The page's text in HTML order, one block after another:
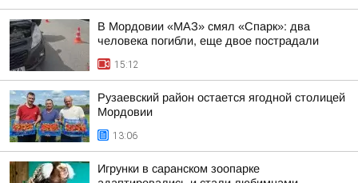
В Мордовии «МАЗ» смял «Спарк»: два
человека погибли, еще двое пострадали
15:12
Рузаевский район остается ягодной столицей
Мордовии
13:06
Игрунки в саранском зоопарке